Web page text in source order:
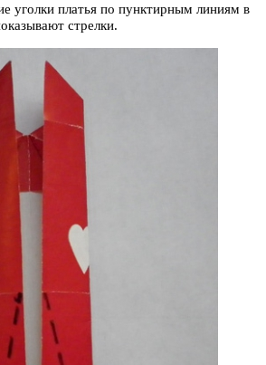
уголки платья по пунктирным линиям в
стрелки.